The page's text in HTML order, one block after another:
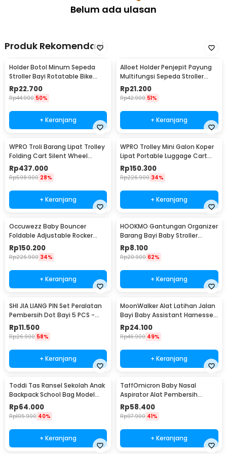
Belum ada ulasan
Produk Rekomendasi
Holder Botol Minum Sepeda
Stroller Bayi Rotatable Bike
Bottle Cage - R2229
Rp22.700
Rp44.900 50%
+ Keranjang
Alloet Holder Penjepit Payung
Multifungsi Sepeda Stroller
Kereta Bayi - HTC19
Rp21.200
Rp42.900 51%
+ Keranjang
WPRO Troli Barang Lipat Trolley
Folding Cart Silent Wheel
89x59.5cm - PC-30
Rp437.000
Rp598.900 28%
+ Keranjang
WPRO Trolley Mini Galon Koper
Lipat Portable Luggage Cart
23x32cm 40kg - SK-10
Rp150.300
Rp226.900 34%
+ Keranjang
Occuwezz Baby Bouncer
Foldable Adjustable Rocker
Ayunan Bayi - OW40
Rp150.200
Rp226.900 34%
+ Keranjang
HOOKMO Gantungan Organizer
Barang Bayi Baby Stroller
Leather Hook - HO2
Rp8.100
Rp20.900 62%
+ Keranjang
SHI JIA LIANG PIN Set Peralatan
Pembersih Dot Bayi 5 PCS -
ZX144
Rp11.500
Rp26.900 58%
+ Keranjang
MoonWalker Alat Latihan Jalan
Bayi Baby Assistant Harnesses
- MW048
Rp24.100
Rp46.900 49%
+ Keranjang
Toddi Tas Ransel Sekolah Anak
Backpack School Bag Model
Dinosaur - KC05
Rp64.000
Rp105.900 40%
+ Keranjang
TaffOmicron Baby Nasal
Aspirator Alat Pembersih
Hidung Bayi - HD-8031
Rp58.400
Rp97.900 41%
+ Keranjang